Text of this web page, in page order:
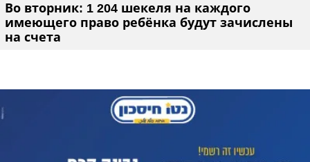
Во вторник: 1 204 шекеля на каждого
имеющего право ребёнка будут зачислены
на счета